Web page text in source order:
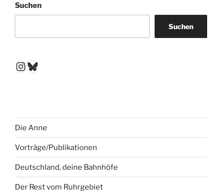
Suchen
Suchen
Instagram
Bluesky
Die Anne
Vorträge/Publikationen
Deutschland, deine Bahnhöfe
Der Rest vom Ruhrgebiet